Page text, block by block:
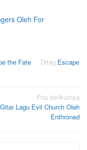
Oleh For
the Fate Ditag Escape
Pos berikutnya
Lagu Evil Church Oleh
Enthroned